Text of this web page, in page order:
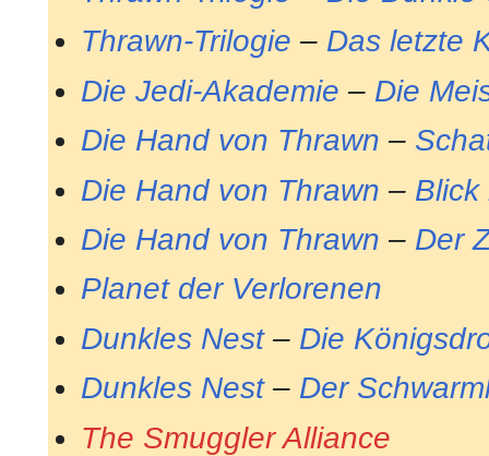
Thrawn-Trilogie – Das letzte
Die Jedi-Akademie – Die
Die Hand von Thrawn –
Die Hand von Thrawn – Blick
Die Hand von Thrawn – Der
Planet der Verlorenen
Dunkles Nest– Die
Dunkles Nest– Der
The Smuggler Alliance